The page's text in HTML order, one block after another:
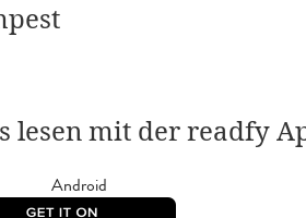
lesen mit der readfy
Android